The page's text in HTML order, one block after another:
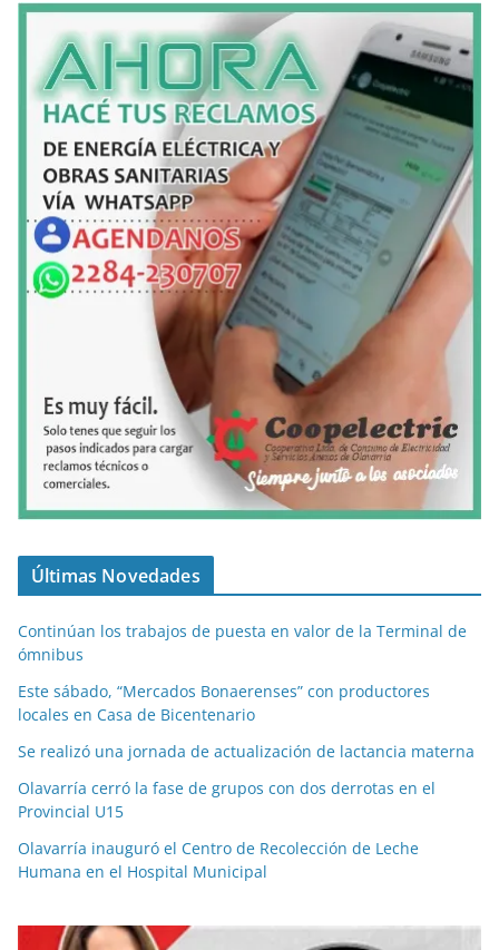
Últimas Novedades
Continúan los trabajos de puesta en valor de la Terminal de
ómnibus
Este sábado, “Mercados Bonaerenses” con productores
locales en Casa de Bicentenario
Se realizó una jornada de actualización de lactancia materna
Olavarría cerró la fase de grupos con dos derrotas en el
Provincial U15
Olavarría inauguró el Centro de Recolección de Leche
Humana en el Hospital Municipal